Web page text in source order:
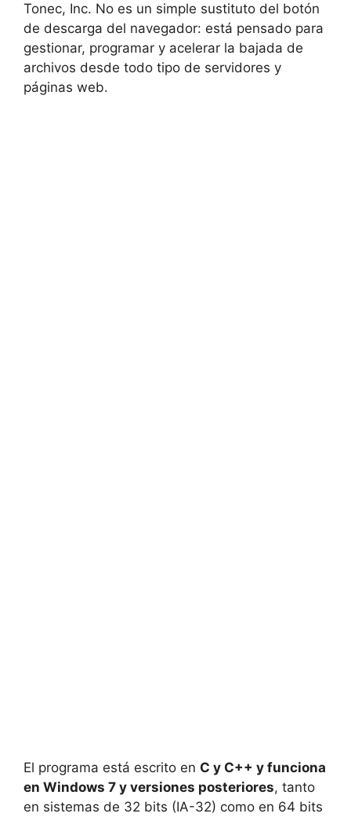
Tonec, Inc. No es un simple sustituto del botón
de descarga del navegador: está pensado para
gestionar, programar y acelerar la bajada de
archivos desde todo tipo de servidores y
páginas web.
El programa está escrito en C y C++ y funciona
en Windows 7 y versiones posteriores, tanto
en sistemas de 32 bits (IA-32) como en 64 bits